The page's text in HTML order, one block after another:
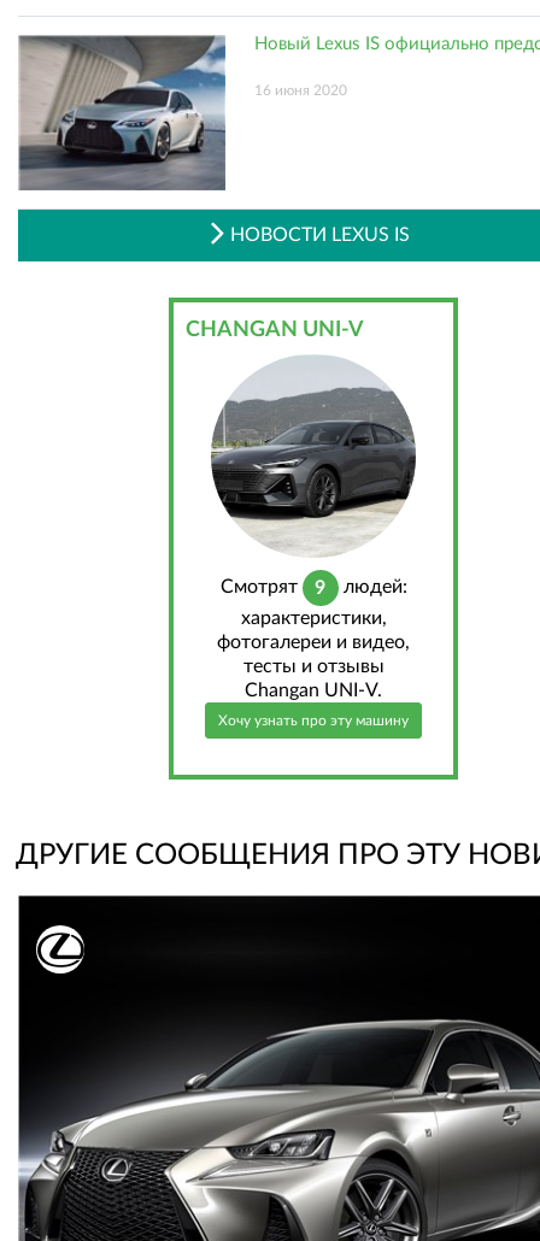
Новый Lexus IS официально
16 июня 2020
НОВОСТИ LEXUS IS
CHANGAN UNI-V
Cмотрят 9
людей:
характеристики,
фотогалереи и видео,
тесты и отзывы
Changan UNI-V.
Хочу узнать про эту машину
ДРУГИЕ СООБЩЕНИЯ ПРО ЭТУ